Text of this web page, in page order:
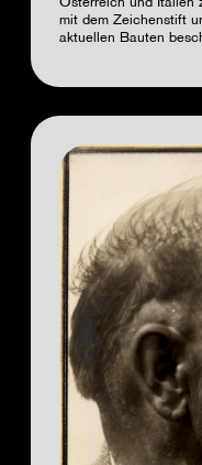
Österreich und Italien
mit dem Zeichenstift
aktuellen Bauten